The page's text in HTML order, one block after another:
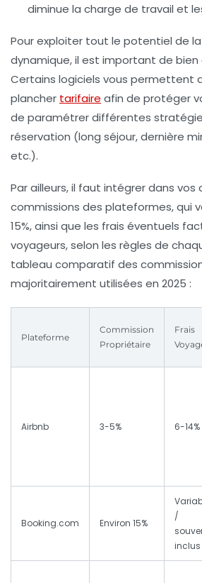
diminue la charge de travail et
Pour exploiter tout le potentiel de
dynamique, il est important de bien
Certains logiciels vous permettent
plancher tarifaire afin de protéger
de paramétrer différentes
réservation (long séjour, dernière
etc.).
Par ailleurs, il faut intégrer dans vos
commissions des plateformes, qui
15%, ainsi que les frais éventuels
voyageurs, selon les règles de
tableau comparatif des
majoritairement utilisées en 2025 :
Plateforme
Commission
Propriétaire
Frais
Airbnb 3-5% 6-14%
Booking.com Environ 15%
/
inclus